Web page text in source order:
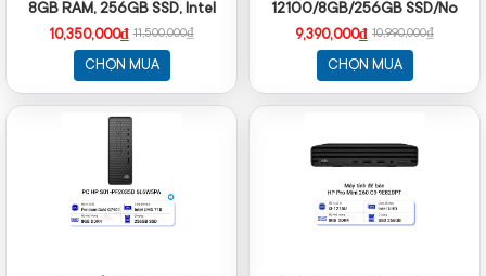
8GB RAM, 256GB SSD, Intel
Graphics, Wlan ac+BT,
Keyboard, Mouse, Win 11
Home 64,1Y WTY_B91LVAT
10,350,000₫ 11,500,000₫
CHỌN MUA
12100/8GB/256GB SSD/No
OS/1YW
9,390,000₫ 10,990,000₫
CHỌN MUA